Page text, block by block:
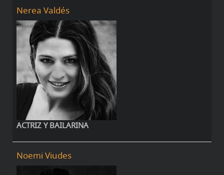
Nerea Valdés
ACTRIZ Y BAILARINA
Noemi Viudes